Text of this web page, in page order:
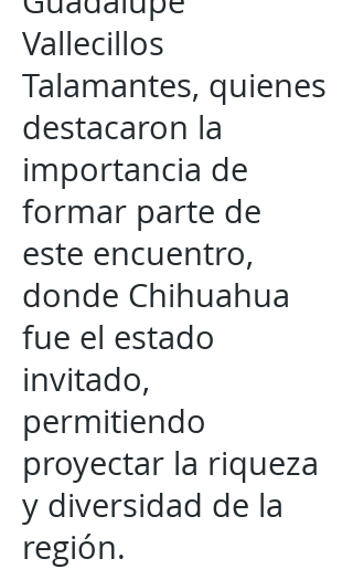
Vallecillos
Talamantes, quienes
destacaron la
importancia de
formar parte de
este encuentro,
donde Chihuahua
fue el estado
invitado,
permitiendo
proyectar la riqueza
y diversidad de la
región.